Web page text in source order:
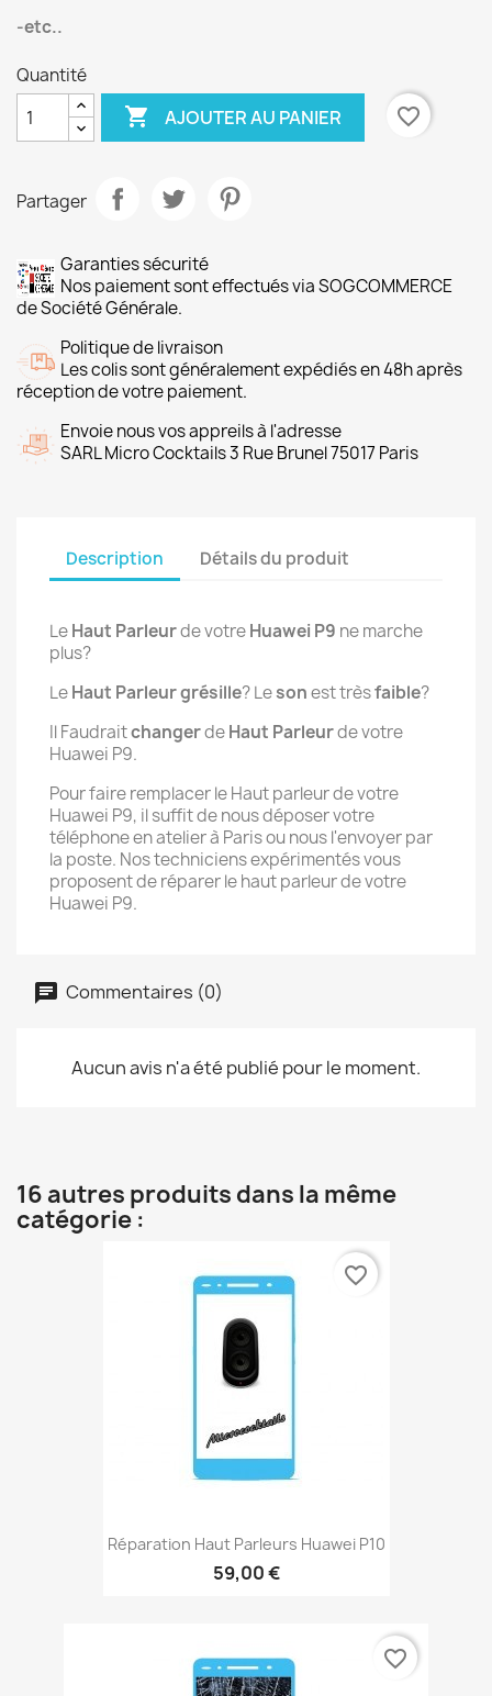
-etc..
Quantité
 AJOUTER AU PANIER favorite_border
Partager
Garanties sécurité
Nos paiement sont effectués via SOGCOMMERCE
de Société Générale.
Politique de livraison
Les colis sont généralement expédiés en 48h après
réception de votre paiement.
Envoie nous vos appreils à l'adresse
SARL Micro Cocktails 3 Rue Brunel 75017 Paris
Description Détails du produit
LeHaut Parleurde votreHuawei P9 ne marche
plus?
LeHaut Parleur grésille? Lesonest trèsfaible?
Il FaudraitchangerdeHaut Parleurde votre
Huawei P9.
Pour faire remplacer le Haut parleur de votre
Huawei P9, il suffit de nous déposer votre
téléphone en atelier à Paris ou nous l'envoyer par
la poste. Nos techniciens expérimentés vous
proposent de réparer le haut parleur de votre
Huawei P9.
Commentaires (0)
Aucun avis n'a été publié pour le moment.
16 autres produits dans la même
catégorie :
Réparation Haut Parleurs Huawei P10
59,00 €
favorite_border
favorite_border